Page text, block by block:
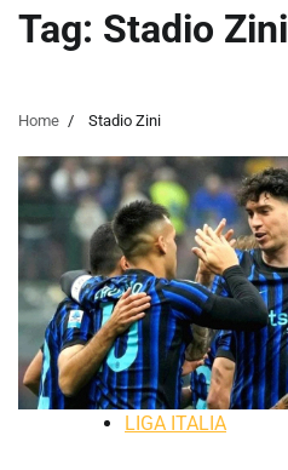
Tag: Stadio Zini
Home Stadio Zini
LIGA ITALIA